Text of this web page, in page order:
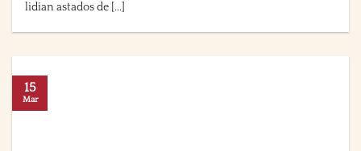
lidian astados de [...]
15
Mar